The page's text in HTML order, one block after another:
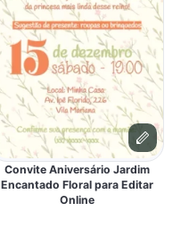
Convite Aniversário Jardim
Encantado Floral para Editar
Online